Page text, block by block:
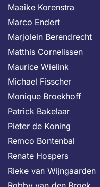
Maaike Korenstra
Marco Endert
Marjolein Berendrecht
Matthis Cornelissen
Maurice Wielink
Michael Fisscher
Monique Broekhoff
Patrick Bakelaar
Pieter de Koning
Remco Bontenbal
Renate Hospers
Rieke van Wijngaarden